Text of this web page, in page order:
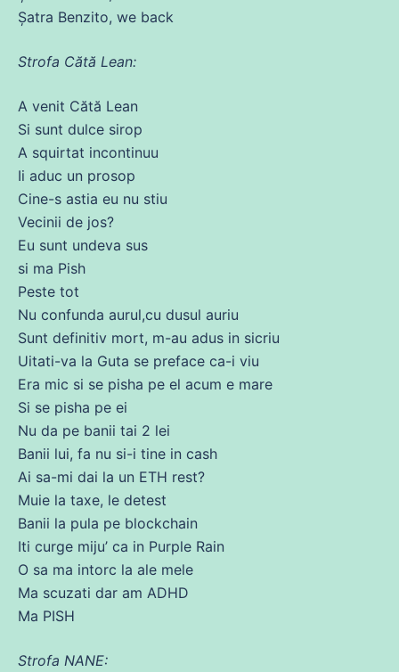
Șatra Benzito, we back
Strofa Cătă Lean:
A venit Cătă Lean
Si sunt dulce sirop
A squirtat incontinuu
Ii aduc un prosop
Cine-s astia eu nu stiu
Vecinii de jos?
Eu sunt undeva sus
si ma Pish
Peste tot
Nu confunda aurul,cu dusul auriu
Sunt definitiv mort, m-au adus in sicriu
Uitati-va la Guta se preface ca-i viu
Era mic si se pisha pe el acum e mare
Si se pisha pe ei
Nu da pe banii tai 2 lei
Banii lui, fa nu si-i tine in cash
Ai sa-mi dai la un ETH rest?
Muie la taxe, le detest
Banii la pula pe blockchain
Iti curge miju’ ca in Purple Rain
O sa ma intorc la ale mele
Ma scuzati dar am ADHD
Ma PISH
Strofa NANE: